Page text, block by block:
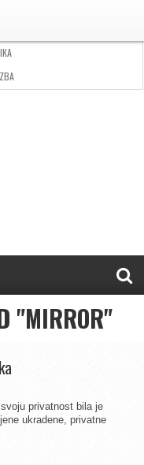
"MIRROR"
privatnost bila je
ukradene, privatne